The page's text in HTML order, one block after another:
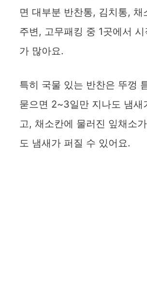
면 대부분 반찬통, 김치통, 채
주변, 고무패킹 중 1곳에서
가 많아요.
특히 국물 있는 반찬은 뚜껑
묻으면 2~3일만 지나도 냄새
고, 채소칸에 물러진 잎채소
도 냄새가 퍼질 수 있어요.